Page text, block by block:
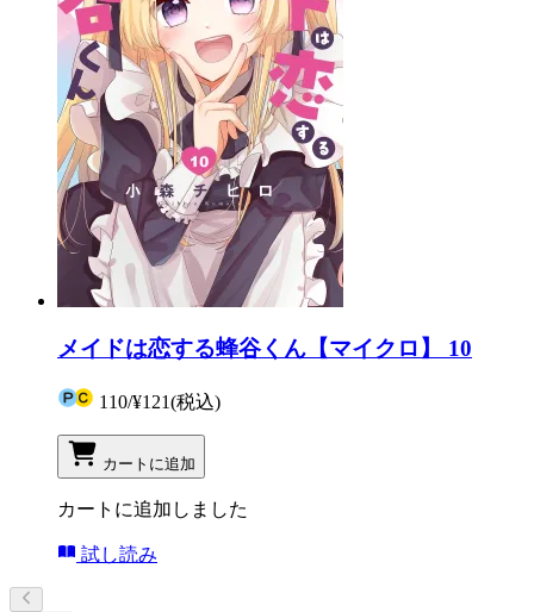
メイドは恋する蜂谷くん【マイクロ】 10
110/¥121(税込)
カートに追加
カートに追加しました
試し読み